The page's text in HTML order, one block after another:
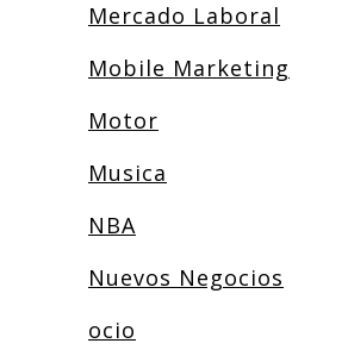
Mercado Laboral
Mobile Marketing
Motor
Musica
NBA
Nuevos Negocios
ocio